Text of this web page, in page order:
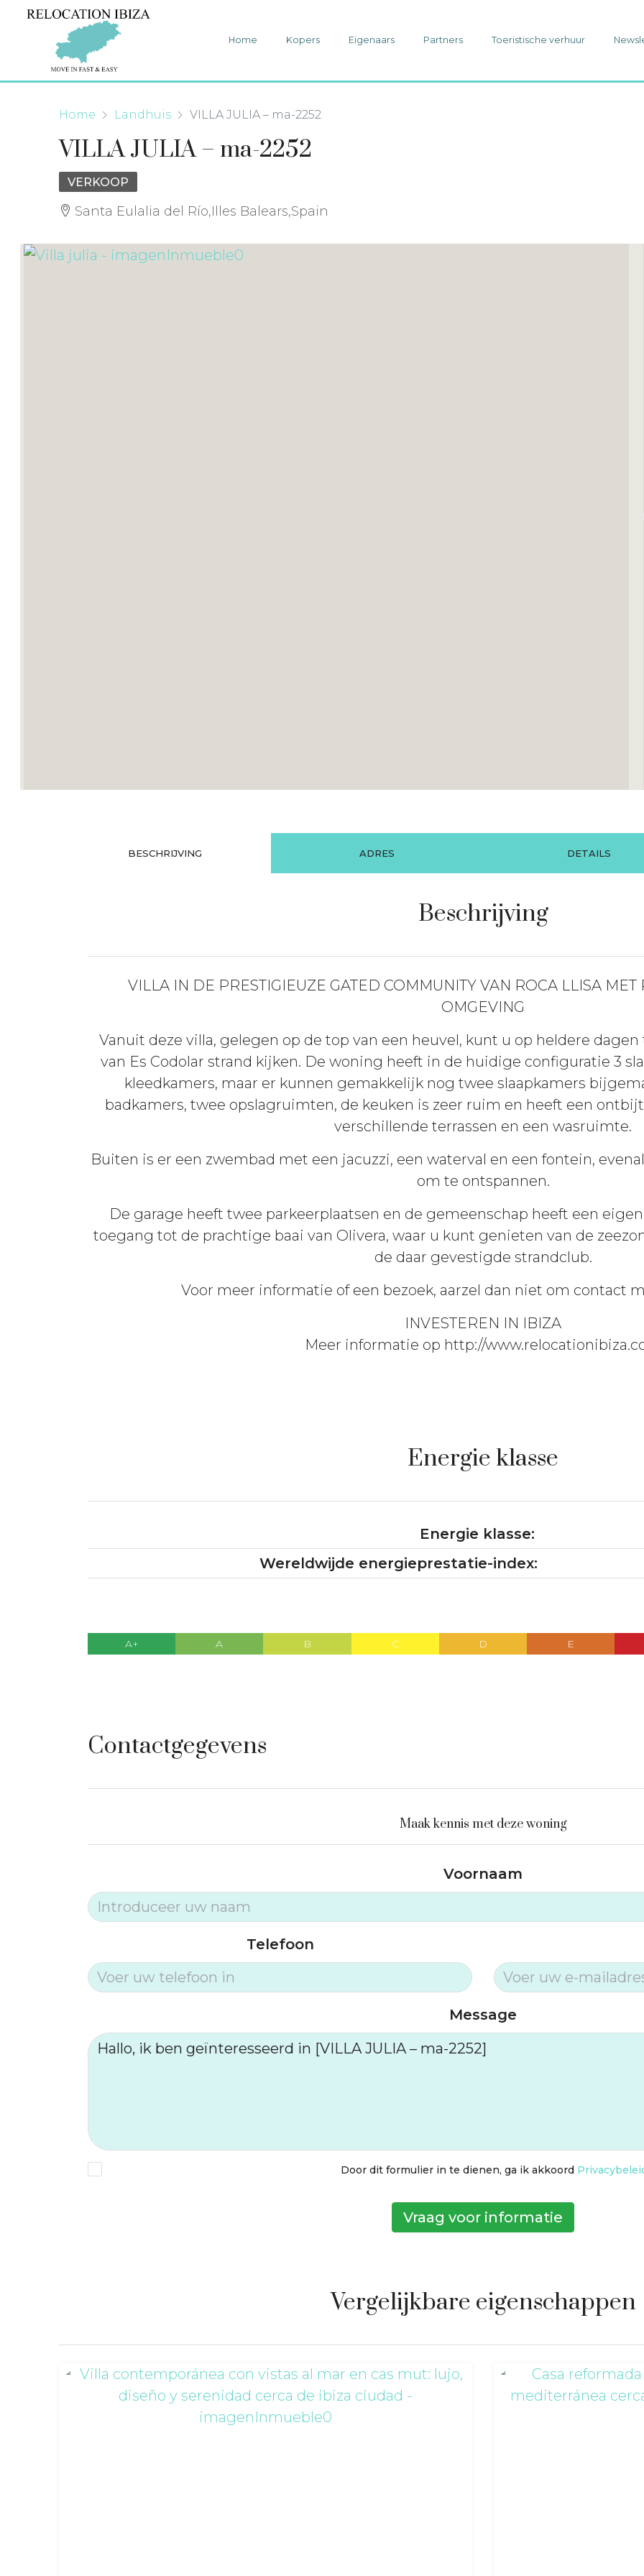
Home Kopers Eigenaars Partners Toeristische verhuur
Home Landhuis VILLA JULIA – ma-2252
VILLA JULIA – ma-2252
VERKOOP
Santa Eulalia del Río,Illes Balears,Spain
BESCHRIJVING ADRES DETAILS
Beschrijving
VILLA IN DE PRESTIGIEUZE GATED COMMUNITY VAN ROCA LLISA MET
OMGEVING
Vanuit deze villa, gelegen op de top van een heuvel, kunt u op heldere
van Es Codolar strand kijken. De woning heeft in de huidige configuratie 3
kleedkamers, maar er kunnen gemakkelijk nog twee slaapkamers
badkamers, twee opslagruimten, de keuken is zeer ruim en heeft een
verschillende terrassen en een wasruimte.
Buiten is er een zwembad met een jacuzzi, een waterval en een fontein,
om te ontspannen.
De garage heeft twee parkeerplaatsen en de gemeenschap heeft een
toegang tot de prachtige baai van Olivera, waar u kunt genieten van de
de daar gevestigde strandclub.
Voor meer informatie of een bezoek, aarzel dan niet om contact
INVESTEREN IN IBIZA
Meer informatie op http://
Energie klasse
Energie klasse:
Wereldwijde energieprestatie-index:
A+ A B C D E
Contactgegevens
Maak kennis met deze woning
Voornaam
Telefoon
Message
Door dit formulier in te dienen, ga ik akkoord
Vraag voor informatie
Vergelijkbare eigenschappen